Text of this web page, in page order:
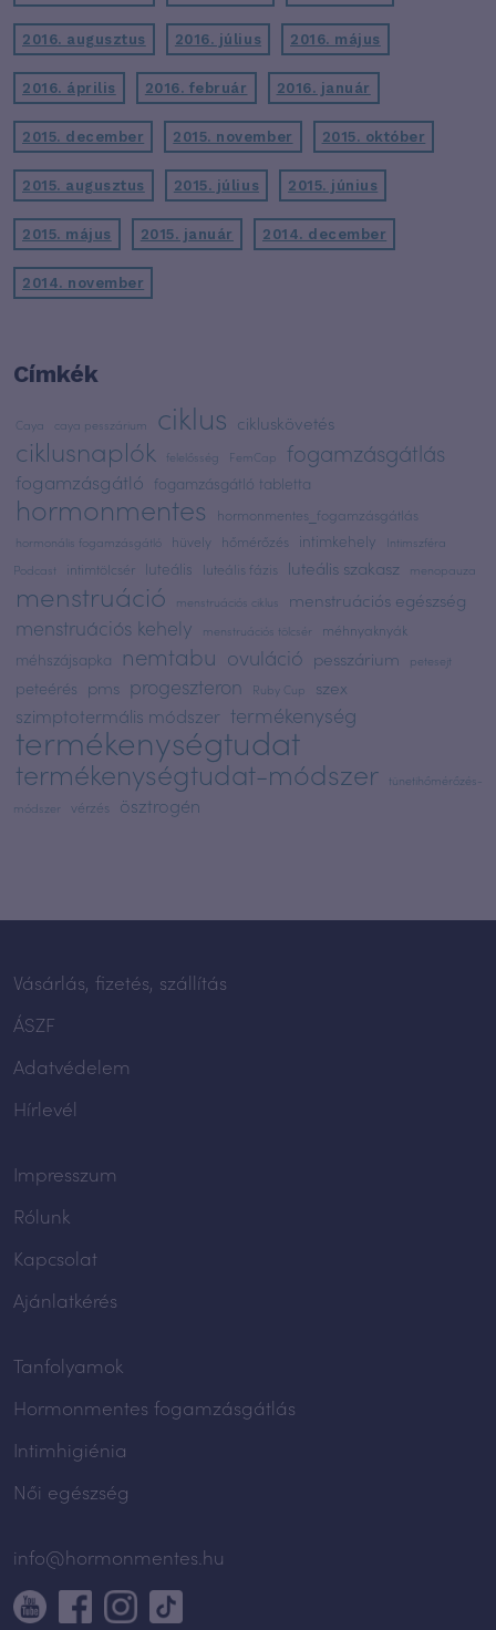
2016. augusztus 2016. július 2016. május
2016. április 2016. február 2016. január
2015. december 2015. november 2015. október
2015. augusztus 2015. július 2015. június
2015. május 2015. január 2014. december
2014. november
Címkék
Caya caya pesszárium ciklus cikluskövetés
ciklusnaplók felelősség FemCap fogamzásgátlás
fogamzásgátló fogamzásgátló tabletta
hormonmentes hormonmentes_fogamzásgátlás
hormonális fogamzásgátló hüvely hőmérőzés intimkehely
Intimszféra
Podcast
intimtölcsér luteális luteális fázis luteális szakasz menopauza
menstruáció menstruációs ciklus menstruációs egészség
menstruációs kehely menstruációs tölcsér méhnyaknyák
méhszájsapka nemtabu ovuláció pesszárium petesejt
peteérés pms progeszteron Ruby Cup szex
szimptotermális módszer termékenység
termékenységtudat
termékenységtudat-módszer
tünetihőmérőzés-
módszer
vérzés ösztrogén
Vásárlás, fizetés, szállítás
ÁSZF
Adatvédelem
Hírlevél
Impresszum
Rólunk
Kapcsolat
Ajánlatkérés
Tanfolyamok
Hormonmentes fogamzásgátlás
Intimhigiénia
Női egészség
info@hormonmentes.hu